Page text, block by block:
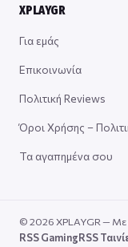
XPLAYGR
Για εμάς
Επικοινωνία
Πολιτική Reviews
Όροι Χρήσης –
Τα αγαπημένα σου
© 2026 XPLAYGR — Με
RSS GamingRSS